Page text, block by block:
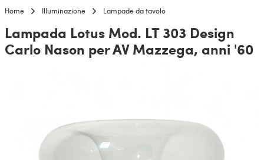
Home Illuminazione Lampade da tavolo
Lampada Lotus Mod. LT 303 Design
Carlo Nason per AV Mazzega, anni '60